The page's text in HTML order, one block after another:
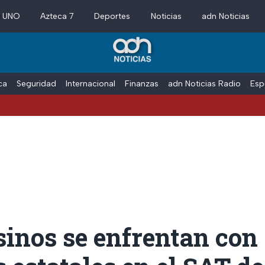
Azteca 7 Deportes Noticias adn Noticias
Seguridad Internacional Finanzas adn Noticias Radio
se enfrentan con